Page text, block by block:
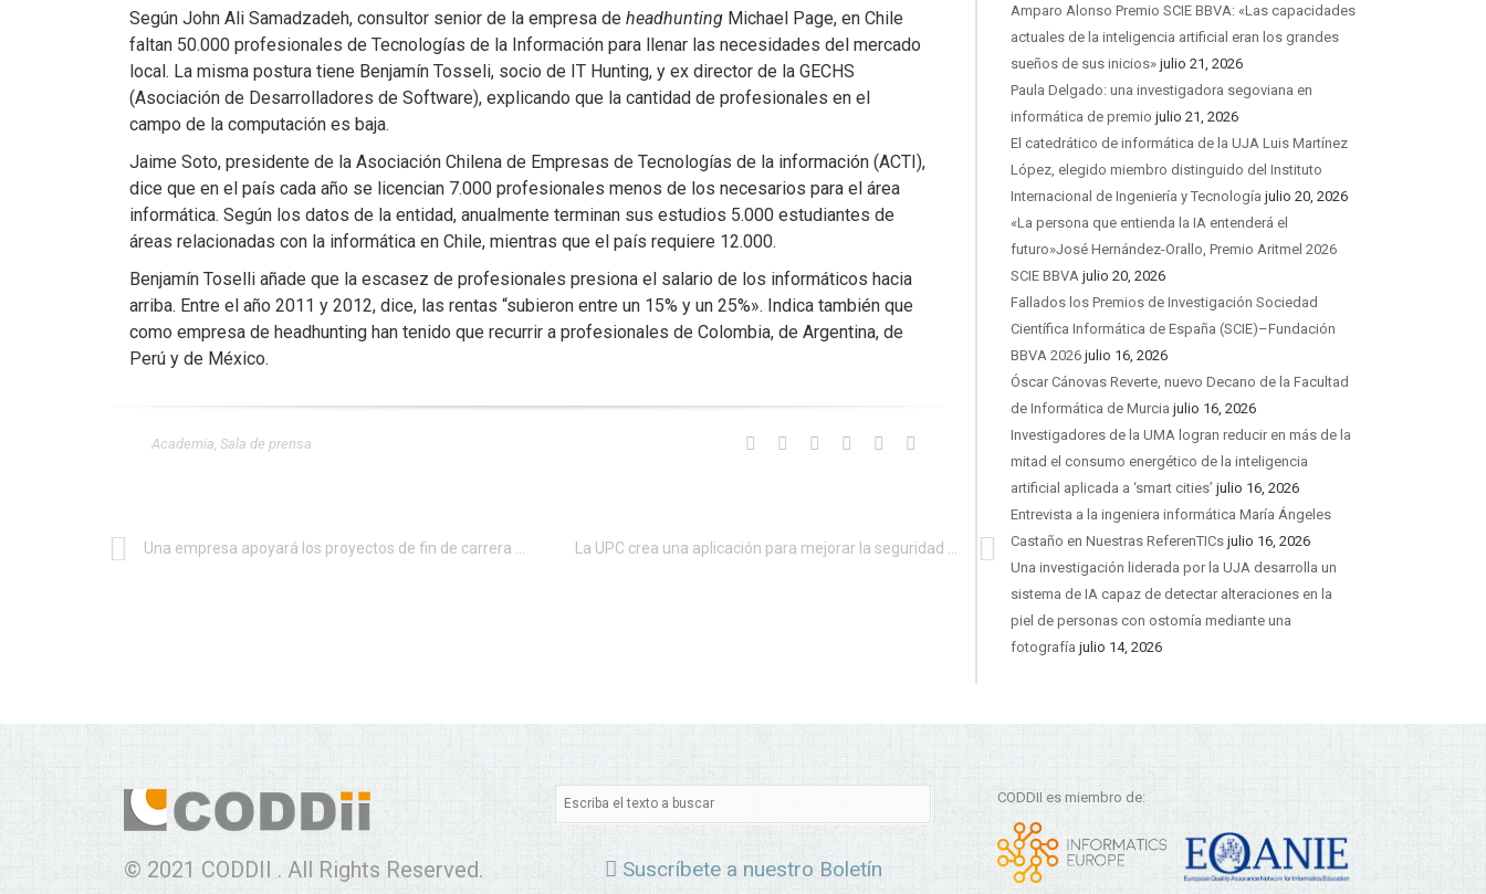
Según John Ali Samadzadeh, consultor senior de la empresa de headhunting Michael Page, en Chile
faltan 50.000 profesionales de Tecnologías de la Información para llenar las necesidades del mercado
local. La misma postura tiene Benjamín Tosseli, socio de IT Hunting, y ex director de la GECHS
(Asociación de Desarrolladores de Software), explicando que la cantidad de profesionales en el
campo de la computación es baja.
Jaime Soto, presidente de la Asociación Chilena de Empresas de Tecnologías de la información (ACTI),
dice que en el país cada año se licencian 7.000 profesionales menos de los necesarios para el área
informática. Según los datos de la entidad, anualmente terminan sus estudios 5.000 estudiantes de
áreas relacionadas con la informática en Chile, mientras que el país requiere 12.000.
Benjamín Toselli añade que la escasez de profesionales presiona el salario de los informáticos hacia
arriba. Entre el año 2011 y 2012, dice, las rentas “subieron entre un 15% y un 25%». Indica también que
como empresa de headhunting han tenido que recurrir a profesionales de Colombia, de Argentina, de
Perú y de México.
Academia Sala de prensa
Amparo Alonso Premio SCIE BBVA: «Las capacidades
actuales de la inteligencia artificial eran los grandes
sueños de sus inicios» julio 21, 2026
Paula Delgado: una investigadora segoviana en
informática de premio julio 21, 2026
El catedrático de informática de la UJA Luis Martínez
López, elegido miembro distinguido del Instituto
Internacional de Ingeniería y Tecnología julio 20, 2026
«La persona que entienda la IA entenderá el
futuro»José Hernández-Orallo, Premio Aritmel 2026
SCIE BBVA julio 20, 2026
Fallados los Premios de Investigación Sociedad
Científica Informática de España (SCIE)–Fundación
BBVA 2026 julio 16, 2026
Óscar Cánovas Reverte, nuevo Decano de la Facultad
de Informática de Murcia julio 16, 2026
Investigadores de la UMA logran reducir en más de la
mitad el consumo energético de la inteligencia
artificial aplicada a ‘smart cities’ julio 16, 2026
Entrevista a la ingeniera informática María Ángeles
Castaño en Nuestras ReferenTICs julio 16, 2026
Una investigación liderada por la UJA desarrolla un
sistema de IA capaz de detectar alteraciones en la
piel de personas con ostomía mediante una
fotografía julio 14, 2026
© 2021 CODDII . All Rights Reserved. Suscríbete a nuestro Boletín
CODDII es miembro de: